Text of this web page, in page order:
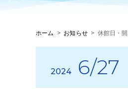
ホーム > お知らせ> 休館日・
2024 6/27